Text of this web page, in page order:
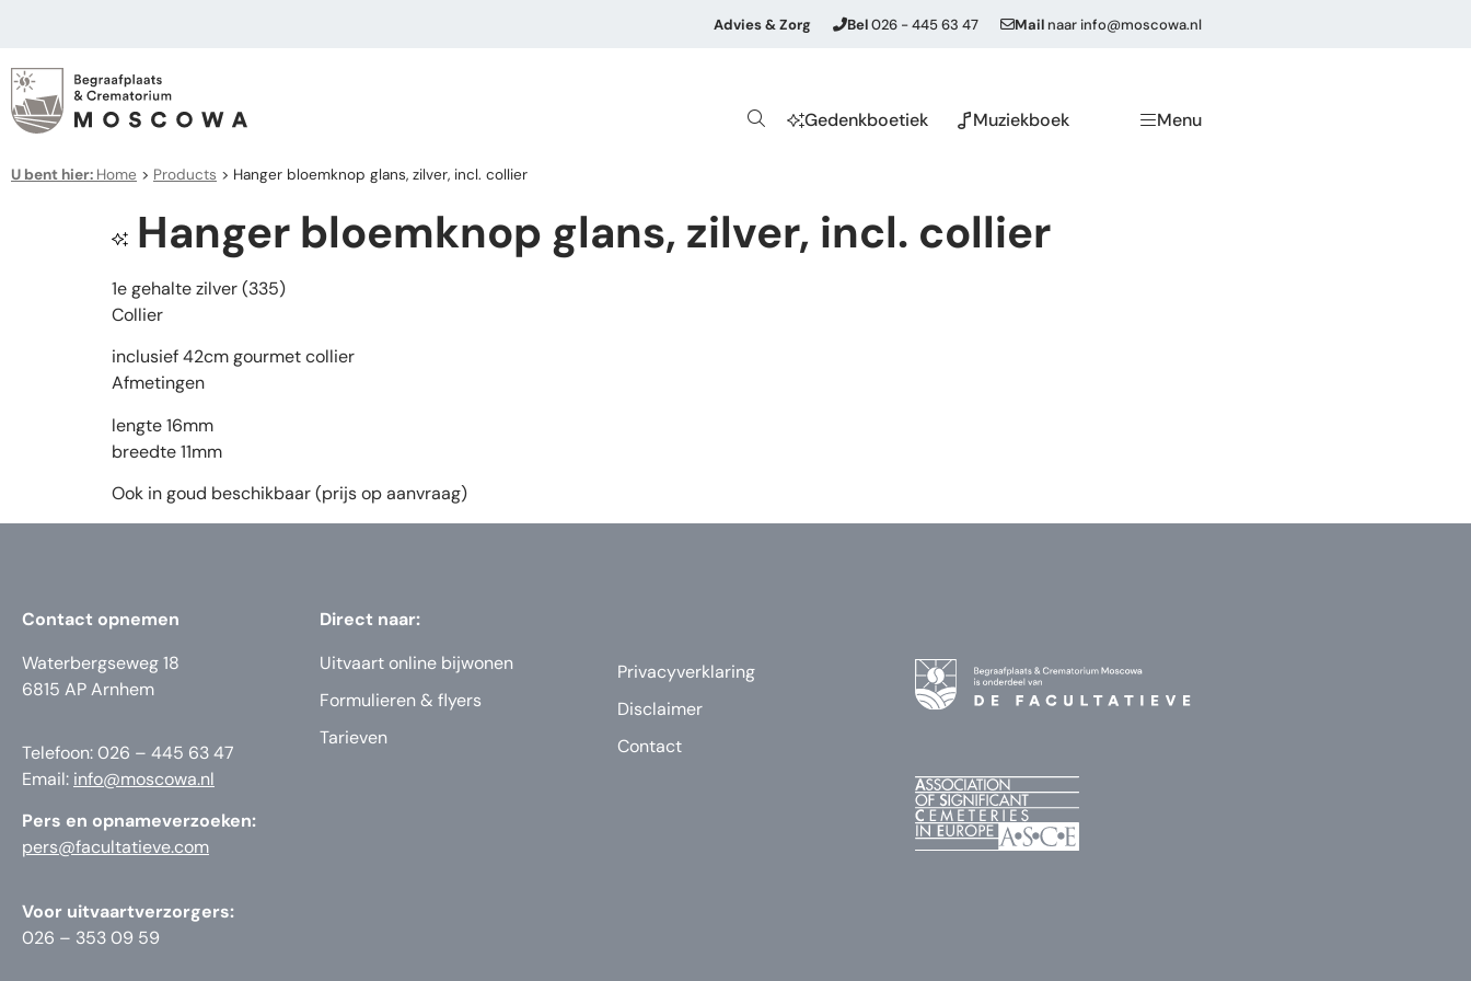
Advies & Zorg Bel026 - 445 63 47 Mail naarinfo@moscowa.nl
Gedenkboetiek Muziekboek Menu
U bent hier: Home > Products > Hanger bloemknop glans, zilver, incl. collier
Hanger bloemknop glans, zilver, incl. collier
1e gehalte zilver (335)
Collier
inclusief 42cm gourmet collier
Afmetingen
lengte 16mm
breedte 11mm
Ook in goud beschikbaar (prijs op aanvraag)
Contact opnemen
Waterbergseweg 18
6815 AP Arnhem
Telefoon: 026 – 445 63 47
Email: info@moscowa.nl
Pers en opnameverzoeken:
pers@facultatieve.com
Voor uitvaartverzorgers:
026 – 353 09 59
Direct naar:
Uitvaart online bijwonen
Formulieren & flyers
Tarieven
Privacyverklaring
Disclaimer
Contact